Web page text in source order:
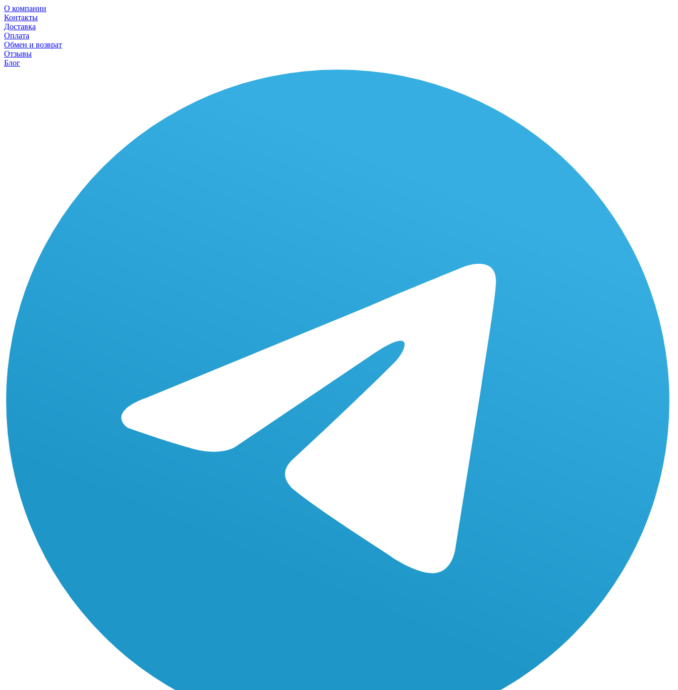
О компании
Контакты
Доставка
Оплата
Обмен и возврат
Отзывы
Блог